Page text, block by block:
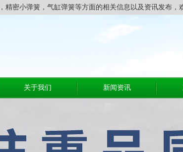
，精密小弹簧，气缸弹簧等方面的相关信息以及资讯发布，
关于我们 新闻资讯